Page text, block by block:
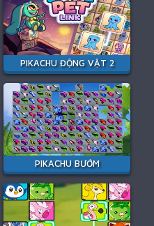
PIKACHU ĐỘNG VẬT 2
PIKACHU BƯỚM